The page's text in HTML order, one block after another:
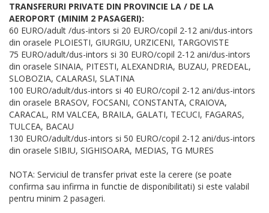
TRANSFERURI PRIVATE DIN PROVINCIE LA / DE LA
AEROPORT (MINIM 2 PASAGERI):
60 EURO/adult /dus-intors si 20 EURO/copil 2-12 ani/dus-intors
din orasele PLOIESTI, GIURGIU, URZICENI, TARGOVISTE
75 EURO/adult/dus-intors si 30 EURO/copil 2-12 ani/dus-intors
din orasele SINAIA, PITESTI, ALEXANDRIA, BUZAU, PREDEAL,
SLOBOZIA, CALARASI, SLATINA
100 EURO/adult/dus-intors si 40 EURO/copil 2-12 ani/dus-intors
din orasele BRASOV, FOCSANI, CONSTANTA, CRAIOVA,
CARACAL, RM VALCEA, BRAILA, GALATI, TECUCI, FAGARAS,
TULCEA, BACAU
130 EURO/adult/dus-intors si 50 EURO/copil 2-12 ani/dus-intors
din orasele SIBIU, SIGHISOARA, MEDIAS, TG MURES
NOTA: Serviciul de transfer privat este la cerere (se poate
confirma sau infirma in functie de disponibilitati) si este valabil
pentru minim 2 pasageri.